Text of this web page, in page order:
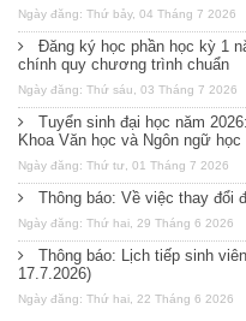
Ngày đăng: Thứ bảy, 04 Tháng 7 2026
Đăng ký học phần học kỳ 1
chính quy chương trình chuẩn
Ngày đăng: Thứ sáu, 03 Tháng 7 2026
Tuyển sinh đại học năm
Khoa Văn học và Ngôn ngữ học
Ngày đăng: Thứ tư, 01 Tháng 7 2026
Thông báo: Về việc thay đổi
Ngày đăng: Thứ hai, 29 Tháng 6 2026
Thông báo: Lịch tiếp sinh
17.7.2026)
Ngày đăng: Thứ hai, 22 Tháng 6 2026